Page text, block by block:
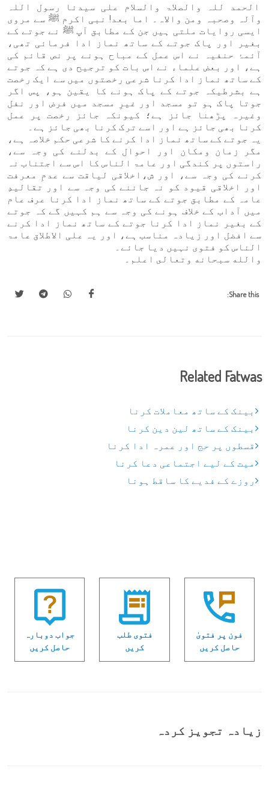
الحمد للہ والصلاۃ والسلام علی سیدنا رسول اللہ
وآلہ وصحبہ ومن والاہ۔ اما بعد! نبی اکرم ﷺ سے مروی
ایسی روایات ملتی ہیں جن کے مطابق آپ ﷺ نے جوتے کے
بغیر اور پاک جوتے کے ساتھ نماز ادا فرمائی تھی،
آئمۂ حنفیہ نے اس عمل کے مباح ہونے پر نص قائم کی
ہے، اور بعض علماء نے اس بات کو ترجیح دی ہے کہ جوتے
کے ساتھ نماز ادا کرنا شرعی رخصتوں میں سے ایک رخصت
ہے بشرطیکہ جوتے کے پاک ہونے کا یقین ہو، پس اگر
جوتا پاک ہو تو مسجد اور غیرِ مسجد میں فرض اور نفل
وغیرہ پڑھنا جائز ہے؛ کیونکہ جائز رخصت پر عمل
کرنا بھی جائز ہے اور اسے ترک کرنا بھی جائز ہے۔
یہ جوتے کے ساتھ نماز ادا کرنے کا شرعی حکم خلاصہ ہے،
مگر زمان ومکان اور احوال کے بدلنے کی وجہ سے،
راستوں پر کندگی اور عامۃ الناس کا اس سے اجتناب نہ
کرنے کی وجہ سے، اور ش،اخلاقی لیاقت سے عدمِ معرفت
اور اخلاقی قیود کو نہ جاننے کی وجہ سے اور تقالیدِ
عامہ کے مطابق جوتے کے ساتھ نماز ادا کرنا عرف عام
میں آداب کے خلاف ہونے کی وجہ سے ہم کہیں گے کہ جوتے
کے بغیر نماز ادا کرنا جوتے کے ساتھ نماز ادا کرنے
سے افضل اور زیادہ مناسب ہے، اور یہ علی الاطلاق عامۃ
الناس کو فتوی نہیں دیا جائے۔
والله سبحانه وتعالى اعلم۔
Share this:
Related Fatwas
بینک کے ساتھ معاملات کرنا
بینک کے ساتھ لین دین کرنا
قسطوں پر حج اور عمرہ ادا کرنا
میت کے لیے اجتماعی دعا کرنا
روزے کے فدیے کا ساقط ہونا
فون پر فتویٰ
حاصل کریں
فتوی طلب
کریں
جواب دوبارہ
حاصل کریں
زیادہ تجویز کردہ